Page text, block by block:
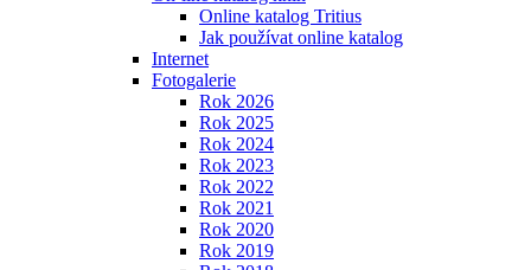
Online katalog Tritius
Jak používat online katalog
Internet
Fotogalerie
Rok 2026
Rok 2025
Rok 2024
Rok 2023
Rok 2022
Rok 2021
Rok 2020
Rok 2019